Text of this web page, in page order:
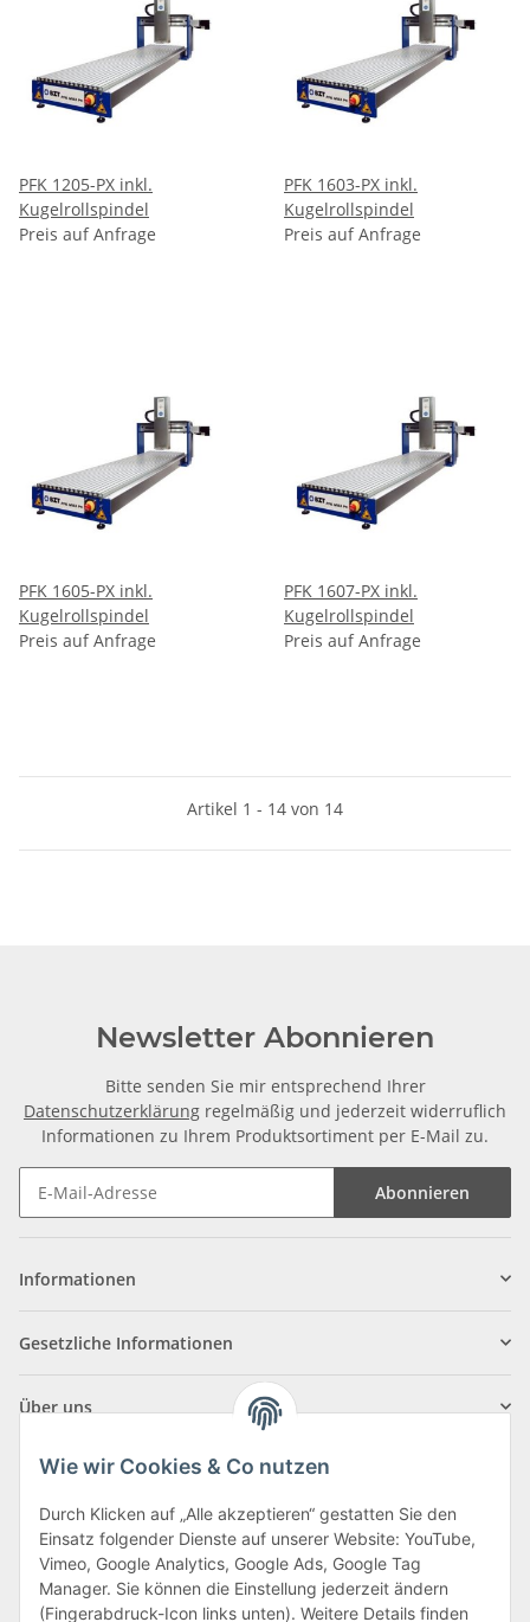
PFK 1205-PX inkl.
Kugelrollspindel
Preis auf Anfrage
PFK 1603-PX inkl.
Kugelrollspindel
Preis auf Anfrage
PFK 1605-PX inkl.
Kugelrollspindel
Preis auf Anfrage
PFK 1607-PX inkl.
Kugelrollspindel
Preis auf Anfrage
Artikel 1 - 14 von 14
Newsletter Abonnieren
Bitte senden Sie mir entsprechend Ihrer
Datenschutzerklärung regelmäßig und jederzeit widerruflich
Informationen zu Ihrem Produktsortiment per E-Mail zu.
Abonnieren
Informationen
Gesetzliche Informationen
Über uns
Klagenfurter Straße 29
9556 Liebenfels
Wie wir Cookies & Co nutzen
Durch Klicken auf „Alle akzeptieren“ gestatten Sie den
Einsatz folgender Dienste auf unserer Website: YouTube,
Vimeo, Google Analytics, Google Ads, Google Tag
Manager. Sie können die Einstellung jederzeit ändern
(Fingerabdruck-Icon links unten). Weitere Details finden